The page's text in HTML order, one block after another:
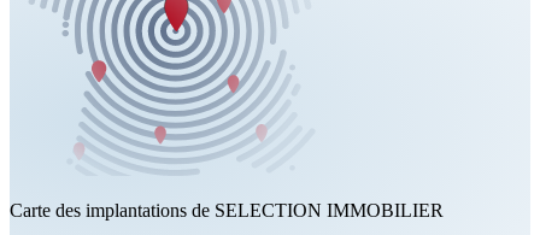
Carte des implantations de SELECTION IMMOBILIER